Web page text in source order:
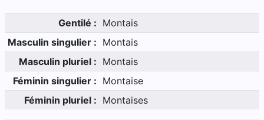
Gentilé : Montais
Masculin singulier : Montais
Masculin pluriel : Montais
Féminin singulier : Montaise
Féminin pluriel : Montaises